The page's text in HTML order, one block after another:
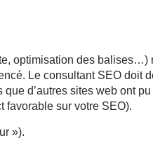
optimisation des
Le consultant SEO doit
d’autres sites web ont
favorable sur votre SEO).
»).